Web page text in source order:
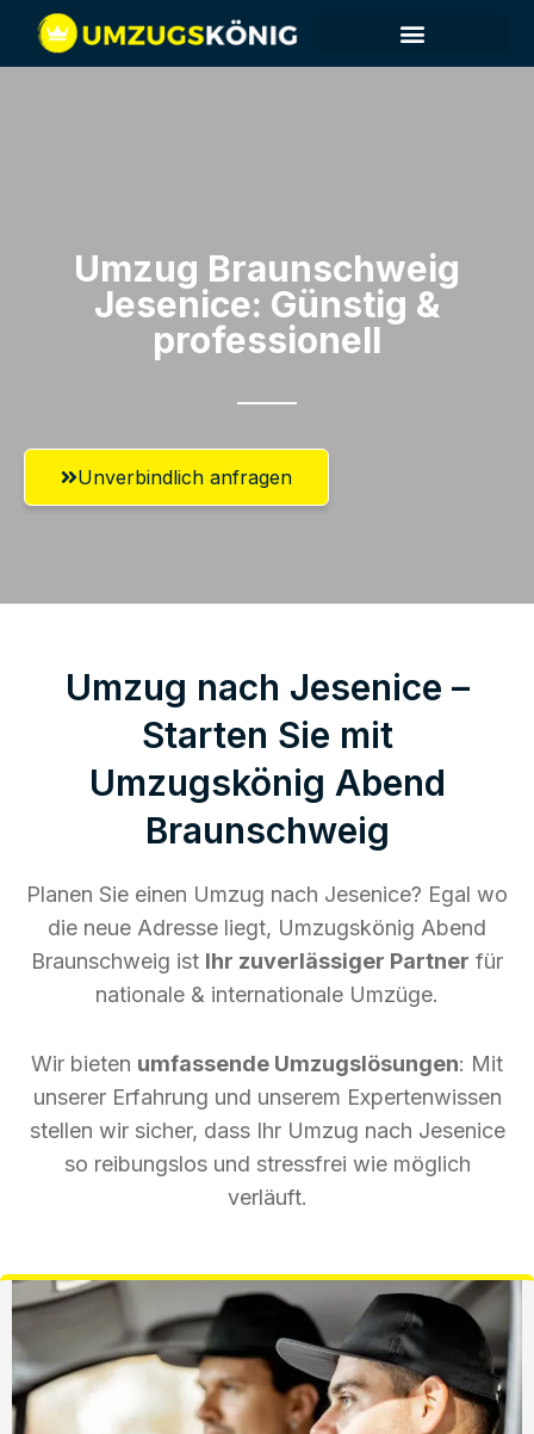
Umzug Braunschweig​
Jesenice: Günstig &
professionell​
Unverbindlich anfragen
Umzug nach Jesenice –
Starten Sie mit
Umzugskönig Abend
Braunschweig
Planen Sie einen Umzug nach Jesenice? Egal wo
die neue Adresse liegt, Umzugskönig Abend
Braunschweig ist Ihr zuverlässiger Partner für
nationale & internationale Umzüge.
Wir bieten umfassende Umzugslösungen: Mit
unserer Erfahrung und unserem Expertenwissen
stellen wir sicher, dass Ihr Umzug nach Jesenice
so reibungslos und stressfrei wie möglich
verläuft.